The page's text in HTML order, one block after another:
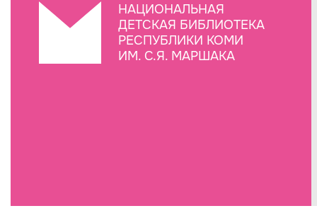
НАЦИОНАЛЬНАЯ
ДЕТСКАЯ БИБЛИОТЕКА
РЕСПУБЛИКИ КОМИ
ИМ. С.Я. МАРШАКА